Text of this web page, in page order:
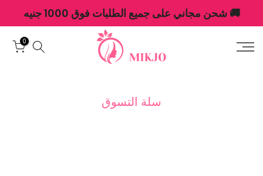
الانتقال
إلى
🚚 شحن مجاني على جميع الطلبات فوق 1000 جنيه
0
سلة التسوق